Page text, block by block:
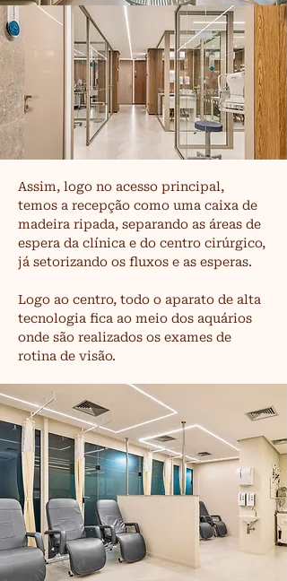
Assim, logo no acesso principal,
temos a recepção como uma caixa de
madeira ripada, separando as áreas de
espera da clínica e do centro cirúrgico,
já setorizando os fluxos e as esperas.
Logo ao centro, todo o aparato de alta
tecnologia fica ao meio dos aquários
onde são realizados os exames de
rotina de visão.